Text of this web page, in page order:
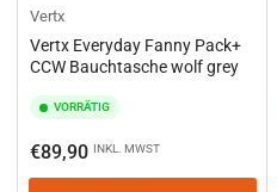
Vertx
Vertx Everyday Fanny Pack+
CCW Bauchtasche wolf grey
VORRÄTIG
Normaler
Preis
€89,90 INKL. MWST